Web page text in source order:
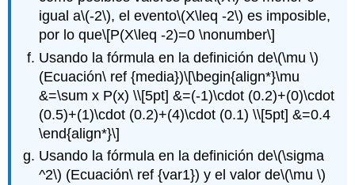
igual a\(-2\), el evento\(X\leq -2\) es imposible,
por lo que\[P(X\leq -2)=0 \nonumber\]
Usando la fórmula en la definición de\(\mu \)
(Ecuación\ ref {media})\[\begin{align*}\mu
&=\sum x P(x) \\[5pt] &=(-1)\cdot (0.2)+(0)\cdot
(0.5)+(1)\cdot (0.2)+(4)\cdot (0.1) \\[5pt] &=0.4
\end{align*}\]
Usando la fórmula en la definición de\(\sigma
^2\) (Ecuación\ ref {var1}) y el valor de\(\mu \)